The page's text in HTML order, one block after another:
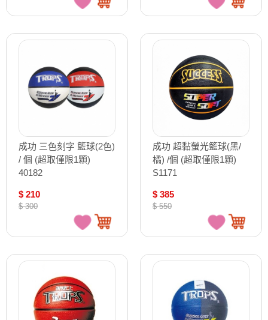
成功 三色刻字 籃球(2色)
/ 個 (超取僅限1顆)
40182
$ 210
$ 300
成功 超黏螢光籃球(黑/
橘) /個 (超取僅限1顆)
S1171
$ 385
$ 550